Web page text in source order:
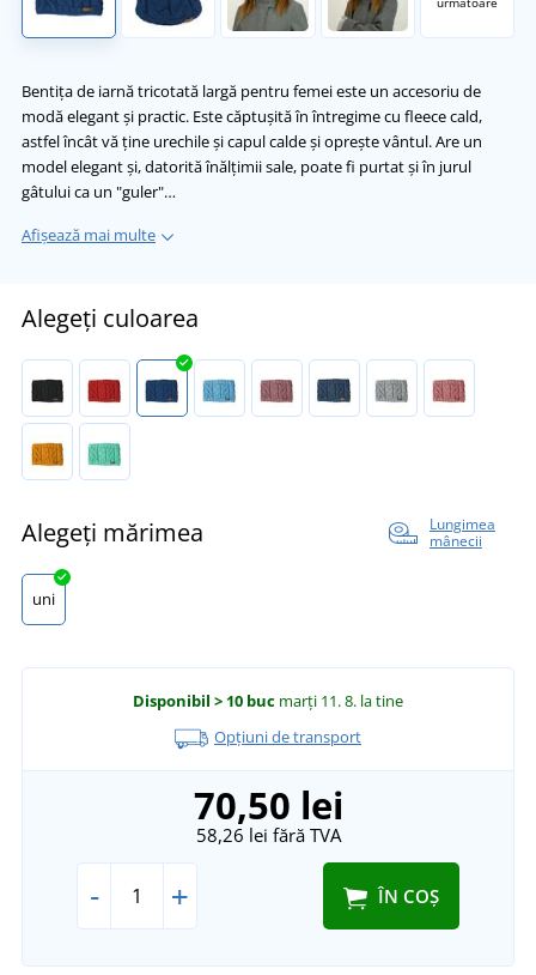
Bentița de iarnă tricotată largă pentru femei este un accesoriu de
modă elegant și practic. Este căptușită în întregime cu fleece cald,
astfel încât vă ține urechile și capul calde și oprește vântul. Are un
model elegant și, datorită înălțimii sale, poate fi purtat și în jurul
gâtului ca un "guler"…
Afișează mai multe
Alegeți culoarea
Alegeți mărimea
Lungimea
mânecii
uni
Disponibil > 10 buc marți 11. 8. la tine
Opțiuni de transport
70,50 lei
58,26 lei fără TVA
- + ÎN COȘ